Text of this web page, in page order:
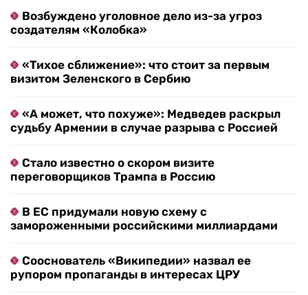
Возбуждено уголовное дело из-за угроз
создателям «Колобка»
«Тихое сближение»: что стоит за первым
визитом Зеленского в Сербию
«А может, что похуже»: Медведев раскрыл
судьбу Армении в случае разрыва с Россией
Стало известно о скором визите
переговорщиков Трампа в Россию
В ЕС придумали новую схему с
замороженными российскими миллиардами
Сооснователь «Википедии» назвал ее
рупором пропаганды в интересах ЦРУ